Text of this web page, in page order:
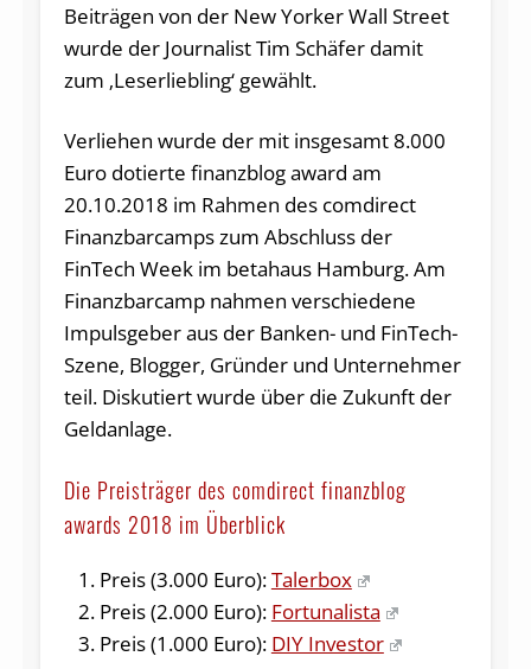
Beiträgen von der New Yorker Wall Street
wurde der Journalist Tim Schäfer damit
zum ‚Leserliebling‘ gewählt.
Verliehen wurde der mit insgesamt 8.000
Euro dotierte finanzblog award am
20.10.2018 im Rahmen des comdirect
Finanzbarcamps zum Abschluss der
FinTech Week im betahaus Hamburg. Am
Finanzbarcamp nahmen verschiedene
Impulsgeber aus der Banken- und FinTech-
Szene, Blogger, Gründer und Unternehmer
teil. Diskutiert wurde über die Zukunft der
Geldanlage.
Die Preisträger des comdirect finanzblog
awards 2018 im Überblick
Preis (3.000 Euro):Talerbox
Preis (2.000 Euro): Fortunalista
Preis (1.000 Euro): DIY Investor